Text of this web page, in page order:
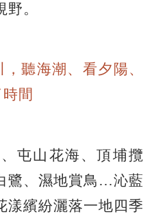
。
聽海潮、看夕陽、
間
屯山花海、頂埔攬
鷺、濕地賞鳥…沁藍
漾繽紛灑落一地四季